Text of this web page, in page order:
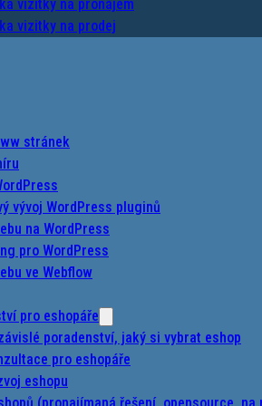
vizitky na pronájem
vizitky na prodej
stránek
vývoj WordPress pluginů
na WordPress
pro WordPress
ve Webflow
pro eshopáře
poradenství, jaký si vybrat eshop
pro eshopáře
eshopu